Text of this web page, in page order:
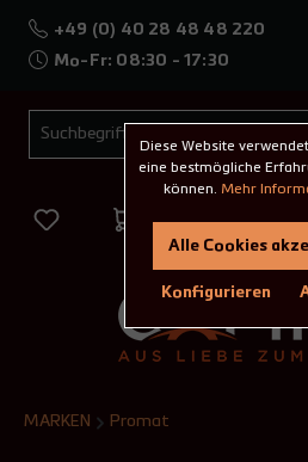
+49 (0) 40 28 48 48 220
Mo-Fr: 08:30 - 17:30
MARKEN Promat
Diese Website
eine bestmögliche
können. Mehr
Konfigurieren
Alle Cookies